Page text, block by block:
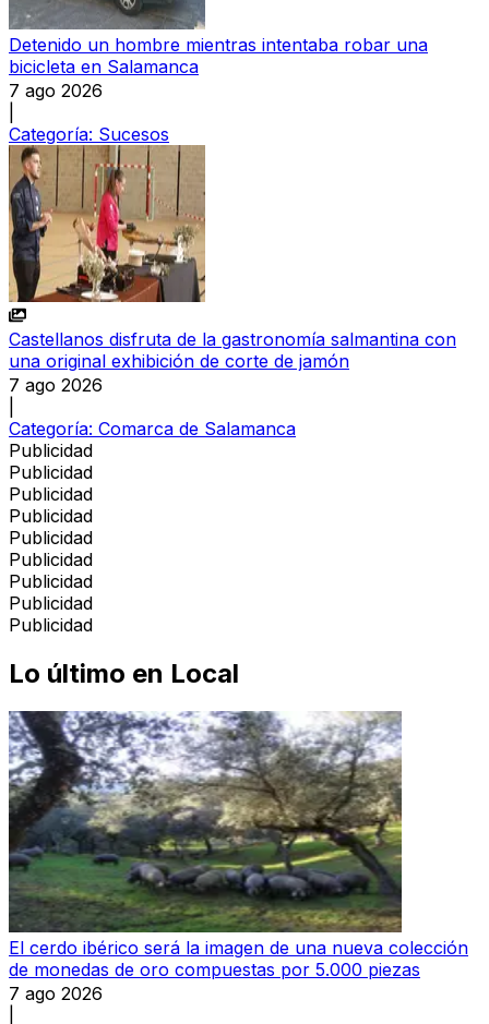
Detenido un hombre mientras intentaba robar una
bicicleta en Salamanca
7 ago 2026
Categoría: Sucesos
Castellanos disfruta de la gastronomía salmantina con
una original exhibición de corte de jamón
7 ago 2026
Categoría: Comarca de Salamanca
Publicidad
Publicidad
Publicidad
Publicidad
Publicidad
Publicidad
Publicidad
Publicidad
Publicidad
Lo último en Local
El cerdo ibérico será la imagen de una nueva colección
de monedas de oro compuestas por 5.000 piezas
7 ago 2026